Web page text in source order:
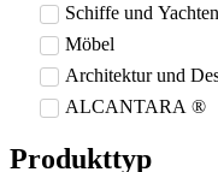
Schiffe und Yachten
Möbel
Architektur und
ALCANTARA ®
Produkttyp